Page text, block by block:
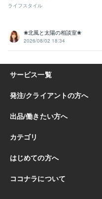
ライフスタイル
❀北風と太陽の相談室❀
2026/08/02 18:34